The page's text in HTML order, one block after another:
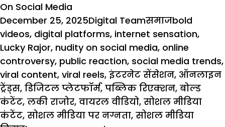
On Social Media
Posted
on
December 25, 2025Author
Digital TeamCategories
समाजTags
bold
videos, digital platforms, internet sensation,
Lucky Rajor, nudity on social media, online
controversy, public reaction, social media trends,
viral content, viral reels, इंटरनेट सेंसेशन, ऑनलाइन
ट्रेंड्स, डिजिटल प्लेटफॉर्म, पब्लिक रिएक्शन, बोल्ड
कंटेंट, लकी राजोर, वायरल वीडियो, सोशल मीडिया
कंटेंट, सोशल मीडिया पर नग्नता, सोशल मीडिया